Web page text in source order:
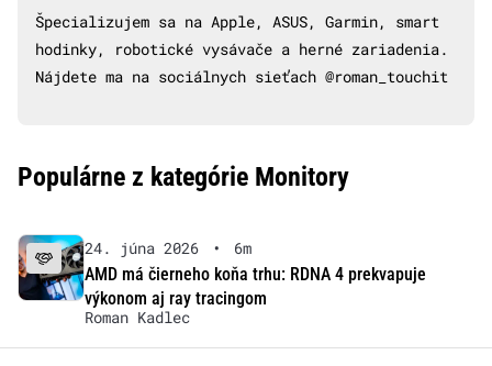
Špecializujem sa na Apple, ASUS, Garmin, smart
hodinky, robotické vysávače a herné zariadenia.
Nájdete ma na sociálnych sieťach @roman_touchit
Populárne z kategórie Monitory
24. júna 2026 •
6m
AMD má čierneho koňa trhu: RDNA 4 prekvapuje
výkonom aj ray tracingom
Roman Kadlec